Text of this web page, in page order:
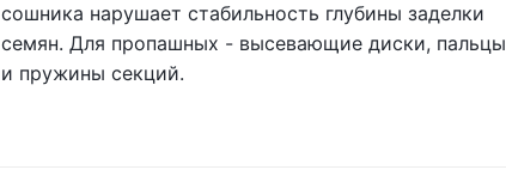
сошника нарушает стабильность глубины заделки
семян. Для пропашных - высевающие диски, пальцы
и пружины секций.